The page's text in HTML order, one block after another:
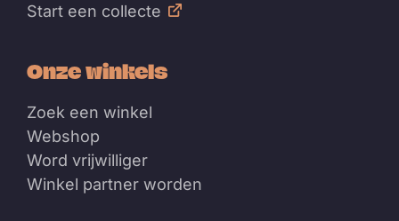
Start een collecte
Onze winkels
Zoek een winkel
Webshop
Word vrijwilliger
Winkel partner worden